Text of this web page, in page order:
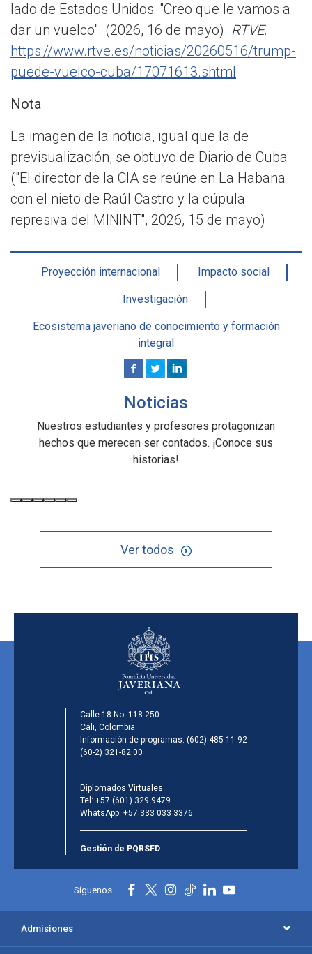
lado de Estados Unidos: "Creo que le vamos a
dar un vuelco". (2026, 16 de mayo). RTVE.
https://www.rtve.es/noticias/20260516/trump-
puede-vuelco-cuba/17071613.shtml
Nota
La imagen de la noticia, igual que la de
previsualización, se obtuvo de Diario de Cuba
("El director de la CIA se reúne en La Habana
con el nieto de Raúl Castro y la cúpula
represiva del MININT", 2026, 15 de mayo).
Proyección internacional Impacto social
Investigación
Ecosistema javeriano de conocimiento y formación
integral
Noticias
Nuestros estudiantes y profesores protagonizan
hechos que merecen ser contados. ¡Conoce sus
historias!
Ver todos
Calle 18 No. 118-250
Cali, Colombia.
Información de programas: (602) 485-11 92
(60-2) 321-82 00
Diplomados Virtuales
Tel: +57 (601) 329 9479
WhatsApp: +57 333 033 3376
Gestión de PQRSFD
Síguenos
Admisiones